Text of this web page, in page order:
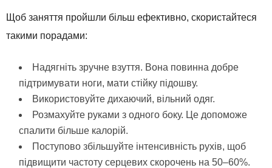
Щоб заняття пройшли більш ефективно, скористайтеся
такими порадами:
Надягніть зручне взуття. Вона повинна добре
підтримувати ноги, мати стійку підошву.
Використовуйте дихаючий, вільний одяг.
Розмахуйте руками з одного боку. Це допоможе
спалити більше калорій.
Поступово збільшуйте інтенсивність рухів, щоб
підвищити частоту серцевих скорочень на 50–60%.